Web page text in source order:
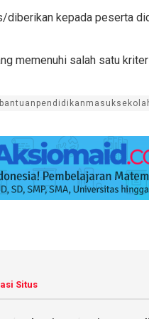
diberikan kepada peserta
memenuhi salah satu
Situs